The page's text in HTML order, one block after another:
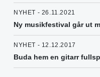
NYHET - 26.11.2021
Ny musikfestival går ut
NYHET - 12.12.2017
Buda hem en gitarr